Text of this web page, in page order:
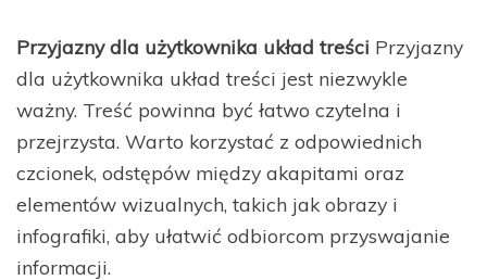
Przyjazny dla użytkownika układ treści Przyjazny
dla użytkownika układ treści jest niezwykle
ważny. Treść powinna być łatwo czytelna i
przejrzysta. Warto korzystać z odpowiednich
czcionek, odstępów między akapitami oraz
elementów wizualnych, takich jak obrazy i
infografiki, aby ułatwić odbiorcom przyswajanie
informacji.